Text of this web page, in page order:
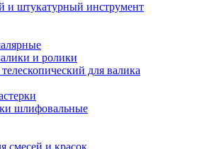
и штукатурный инструмент
и ролики
для валика
шлифовальные
смесей и красок